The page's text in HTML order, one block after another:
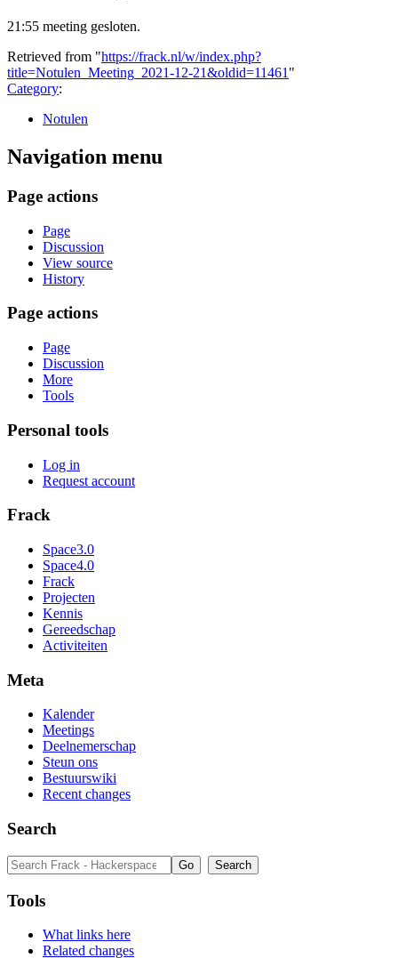
21:55 meeting gesloten.
Retrieved from "https://frack.nl/w/index.php?
title=Notulen_Meeting_2021-12-21&oldid=11461 "
Category:
Notulen
Navigation menu
Page actions
Page
Discussion
View source
History
Page actions
Page
Discussion
More
Tools
Personal tools
Log in
Request account
Frack
Space3.0
Space4.0
Frack
Projecten
Kennis
Gereedschap
Activiteiten
Meta
Kalender
Meetings
Deelnemerschap
Steun ons
Bestuurswiki
Recent changes
Search
Tools
What links here
Related changes